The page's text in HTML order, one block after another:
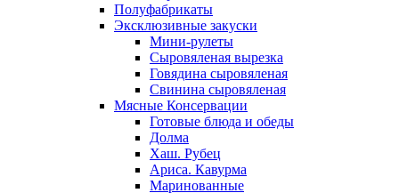
Полуфабрикаты
Эксклюзивные закуски
Мини-рулеты
Сыровяленая вырезка
Говядина сыровяленая
Свинина сыровяленая
Мясные Консервации
Готовые блюда и обеды
Долма
Хаш. Рубец
Ариса. Кавурма
Маринованные